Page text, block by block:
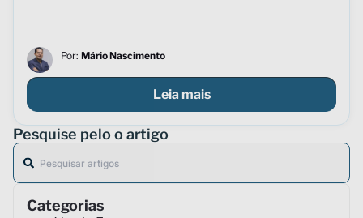
Por: Mário Nascimento
Leia mais
Pesquise pelo o artigo
Categorias